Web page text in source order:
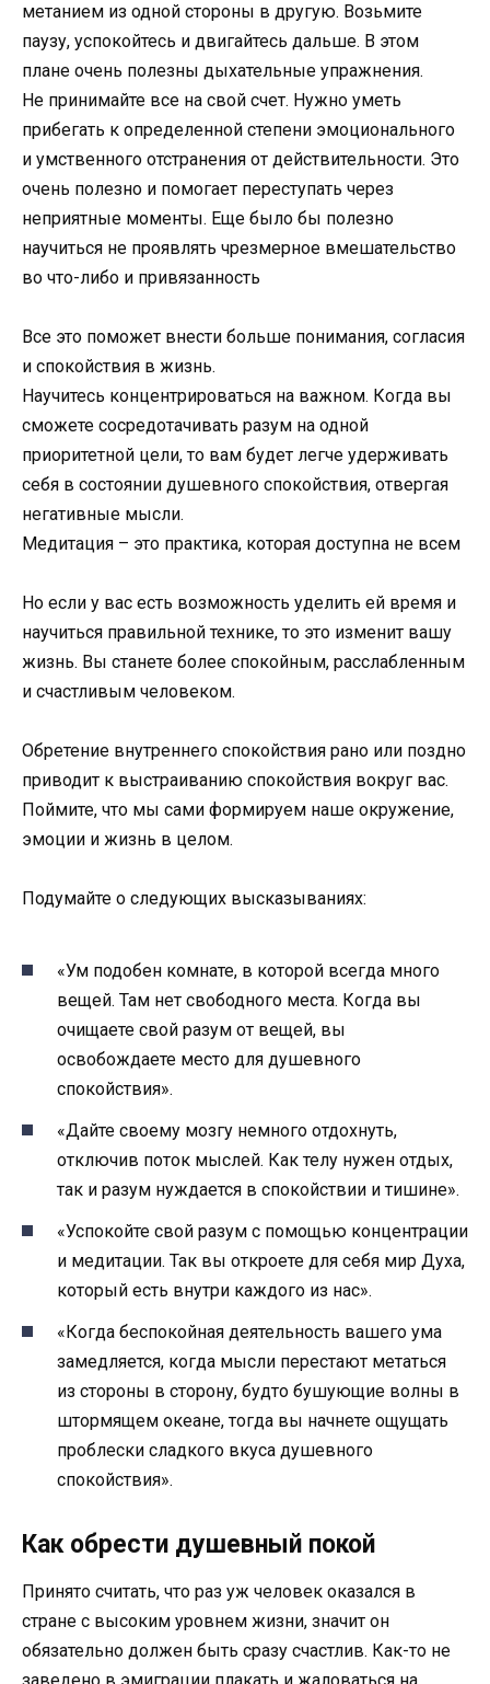
метанием из одной стороны в другую. Возьмите
паузу, успокойтесь и двигайтесь дальше. В этом
плане очень полезны дыхательные упражнения.
Не принимайте все на свой счет. Нужно уметь
прибегать к определенной степени эмоционального
и умственного отстранения от действительности. Это
очень полезно и помогает переступать через
неприятные моменты. Еще было бы полезно
научиться не проявлять чрезмерное вмешательство
во что-либо и привязанность
Все это поможет внести больше понимания, согласия
и спокойствия в жизнь.
Научитесь концентрироваться на важном. Когда вы
сможете сосредотачивать разум на одной
приоритетной цели, то вам будет легче удерживать
себя в состоянии душевного спокойствия, отвергая
негативные мысли.
Медитация – это практика, которая доступна не всем
Но если у вас есть возможность уделить ей время и
научиться правильной технике, то это изменит вашу
жизнь. Вы станете более спокойным, расслабленным
и счастливым человеком.
Обретение внутреннего спокойствия рано или поздно
приводит к выстраиванию спокойствия вокруг вас.
Поймите, что мы сами формируем наше окружение,
эмоции и жизнь в целом.
Подумайте о следующих высказываниях:
«Ум подобен комнате, в которой всегда много
вещей. Там нет свободного места. Когда вы
очищаете свой разум от вещей, вы
освобождаете место для душевного
спокойствия».
«Дайте своему мозгу немного отдохнуть,
отключив поток мыслей. Как телу нужен отдых,
так и разум нуждается в спокойствии и тишине».
«Успокойте свой разум с помощью концентрации
и медитации. Так вы откроете для себя мир Духа,
который есть внутри каждого из нас».
«Когда беспокойная деятельность вашего ума
замедляется, когда мысли перестают метаться
из стороны в сторону, будто бушующие волны в
штормящем океане, тогда вы начнете ощущать
проблески сладкого вкуса душевного
спокойствия».
Как обрести душевный покой
Принято считать, что раз уж человек оказался в
стране с высоким уровнем жизни, значит он
обязательно должен быть сразу счастлив. Как-то не